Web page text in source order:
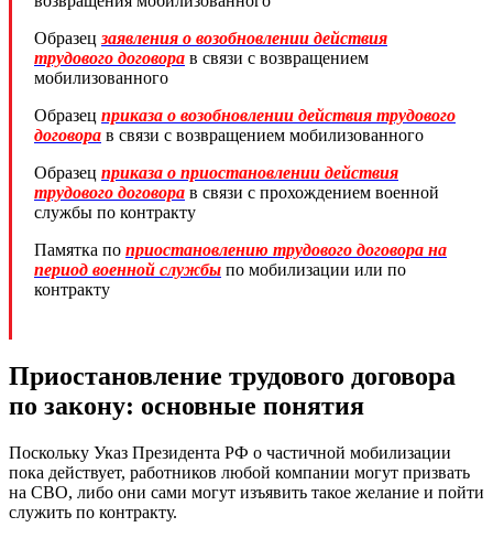
Образец заявления о возобновлении действия
трудового договора в связи с возвращением
мобилизованного
Образец приказа о возобновлении действия трудового
договора в связи с возвращением мобилизованного
Образец приказа о приостановлении действия
трудового договора в связи с прохождением военной
службы по контракту
Памятка по приостановлению трудового договора на
период военной службы по мобилизации или по
контракту
Приостановление трудового договора
по закону: основные понятия
Поскольку Указ Президента РФ о частичной мобилизации
пока действует, работников любой компании могут призвать
на СВО, либо они сами могут изъявить такое желание и пойти
служить по контракту.